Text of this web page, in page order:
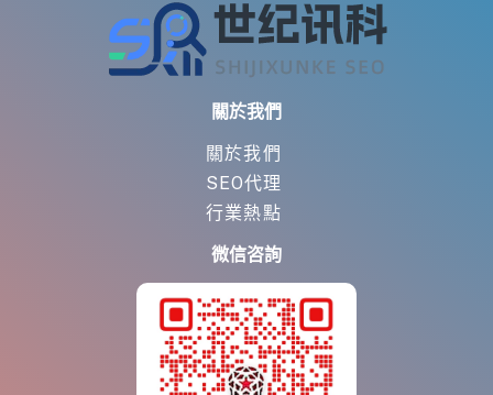
關於我們
關於我們
SEO代理
行業熱點
微信咨詢